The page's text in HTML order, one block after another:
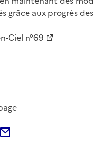
grâce aux progrès
Ciel n°69
sur Facebook
Partager sur LinkedIn